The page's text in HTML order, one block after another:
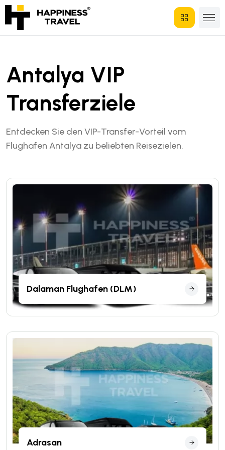
Antalya VIP
Transferziele
Entdecken Sie den VIP-Transfer-Vorteil vom
Flughafen Antalya zu beliebten Reisezielen.
Dalaman Flughafen (DLM)
Adrasan